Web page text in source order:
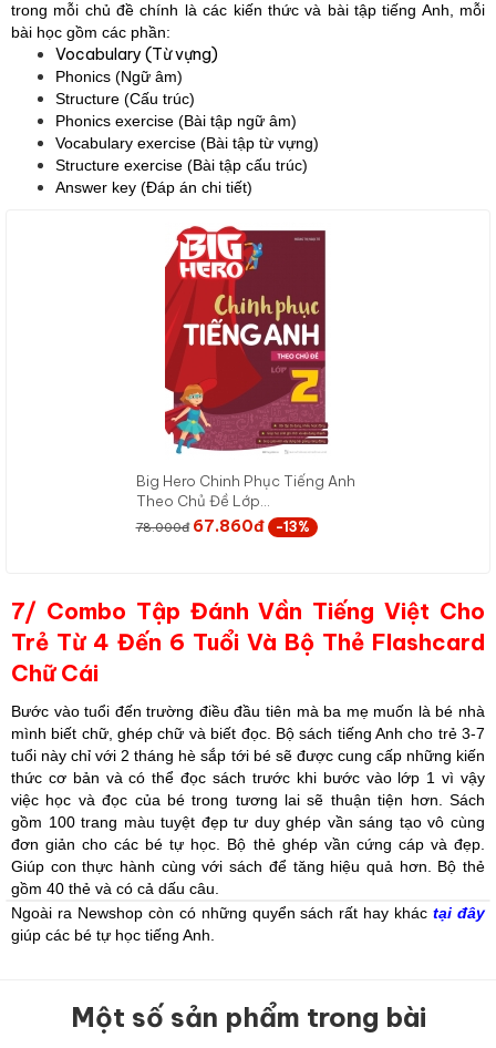
trong mỗi chủ đề chính là các kiến thức và bài tập tiếng Anh, mỗi
bài học gồm các phần:
Vocabulary (Từ vựng)
Phonics (Ngữ âm)
Structure (Cấu trúc)
Phonics exercise (Bài tập ngữ âm)
Vocabulary exercise (Bài tập từ vựng)
Structure exercise (Bài tập cấu trúc)
Answer key (Đáp án chi tiết)
Big Hero Chinh Phục Tiếng Anh
Theo Chủ Đề Lớp...
78.000đ 67.860đ -13%
7/ Combo Tập Đánh Vần Tiếng Việt Cho
Trẻ Từ 4 Đến 6 Tuổi Và Bộ Thẻ Flashcard
Chữ Cái
Bước vào tuổi đến trường điều đầu tiên mà ba mẹ muốn là bé nhà
mình biết chữ, ghép chữ và biết đọc. Bộ sách tiếng Anh cho trẻ 3-7
tuổi này chỉ với 2 tháng hè sắp tới bé sẽ được cung cấp những kiến
thức cơ bản và có thể đọc sách trước khi bước vào lớp 1 vì vậy
việc học và đọc của bé trong tương lai sẽ thuận tiện hơn. Sách
gồm 100 trang màu tuyệt đẹp tư duy ghép vần sáng tạo vô cùng
đơn giản cho các bé tự học. Bộ thẻ ghép vần cứng cáp và đẹp.
Giúp con thực hành cùng với sách để tăng hiệu quả hơn. Bộ thẻ
gồm 40 thẻ và có cả dấu câu.
Ngoài ra Newshop còn có những quyển sách rất hay kháctại đây
giúp các bé tự học tiếng Anh.
Một số sản phẩm trong bài